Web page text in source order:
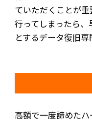
ていただくことが
行ってしまったら
とするデータ復旧専
高額で一度諦めた